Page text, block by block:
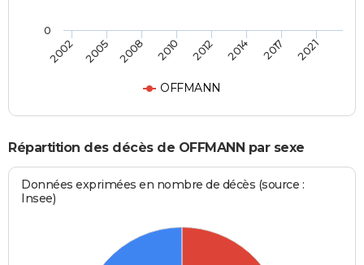
OFFMANN
2002 2005 2008 2010 2012 2014 2017 2021
0
Répartition des décès de OFFMANN par sexe
Données exprimées en nombre de décès (source :
Insee)